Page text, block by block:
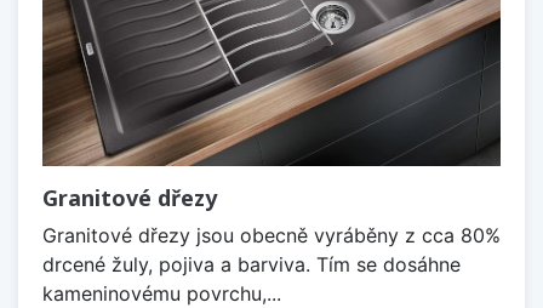
Granitové dřezy
Granitové dřezy jsou obecně vyráběny z cca 80%
drcené žuly, pojiva a barviva. Tím se dosáhne
kameninovému povrchu,...